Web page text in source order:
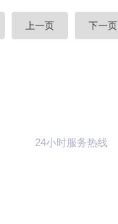
上一页 下一页
24小时服务热线